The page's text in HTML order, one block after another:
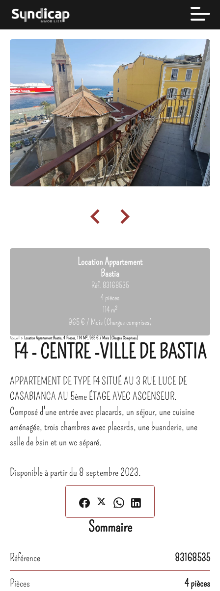
Location Appartement
Bastia
Réf. 83168535
4 pièces
114 m²
965 € / Mois (Charges comprises)
Accueil Location Appartement Bastia, 4 Pièces, 114 M², 965 € / Mois (Charges Comprises)
F4 - CENTRE -VILLE DE BASTIA
APPARTEMENT DE TYPE F4 SITUÉ AU 3 RUE LUCE DE
CASABIANCA AU 5ème ÉTAGE AVEC ASCENSEUR.
Composé d'une entrée avec placards, un séjour, une cuisine
aménagée, trois chambres avec placards, une buanderie, une
salle de bain et un wc séparé.
Disponible à partir du 8 septembre 2023.
Sommaire
Référence
83168535
Pièces
4 pièces